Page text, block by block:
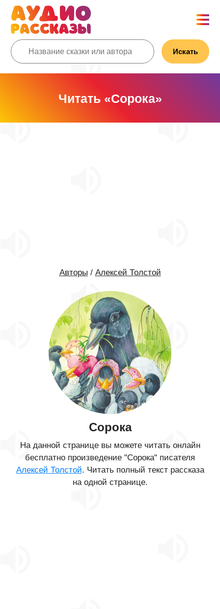
Искать
Читать «Сорока»
Авторы / Алексей Толстой
Сорока
На данной странице вы можете читать онлайн
бесплатно произведение "Сорока" писателя
Алексей Толстой. Читать полный текст рассказа
на одной странице.